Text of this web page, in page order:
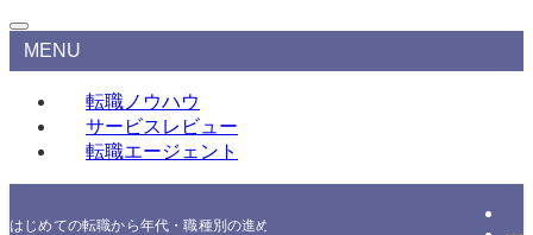
MENU
転職ノウハウ
サービスレビュー
転職エージェント
はじめての転職から年代・職種別の進め方、エージェント・スクールの選び